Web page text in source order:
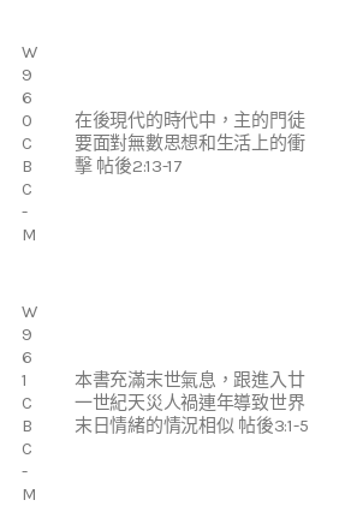
W
9
6
0
C
B
C
-
M
在後現代的時代中，主的門徒
要面對無數思想和生活上的衝
擊 帖後2:13-17
W
9
6
1
C
B
C
-
M
本書充滿末世氣息，跟進入廿
一世紀天災人禍連年導致世界
末日情緒的情況相似 帖後3:1-5